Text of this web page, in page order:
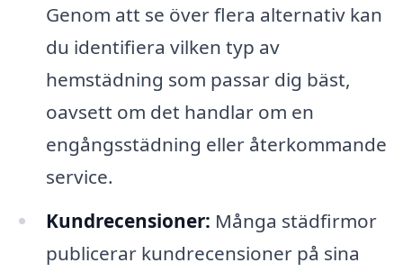
Genom att se över flera alternativ kan
du identifiera vilken typ av
hemstädning som passar dig bäst,
oavsett om det handlar om en
engångsstädning eller återkommande
service.
Kundrecensioner: Många städfirmor
publicerar kundrecensioner på sina